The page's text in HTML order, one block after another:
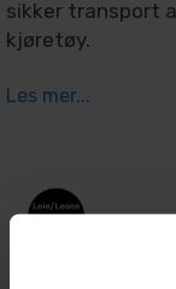
sikker transport
kjøretøy.
Utvalget består
blant annet
høy
levetid, stabil
Les mer...